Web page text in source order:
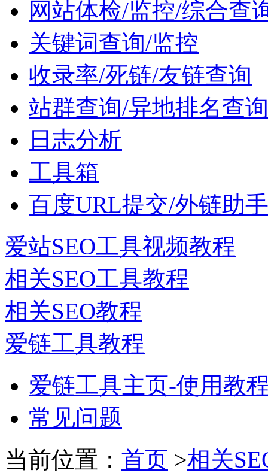
网站体检/监控/综合查
关键词查询/监控
收录率/死链/友链查询
站群查询/异地排名查询
日志分析
工具箱
百度URL提交/外链助手
爱站SEO工具视频教程
相关SEO工具教程
相关SEO教程
爱链工具教程
爱链工具主页-使用教
常见问题
当前位置： 首页 >相关